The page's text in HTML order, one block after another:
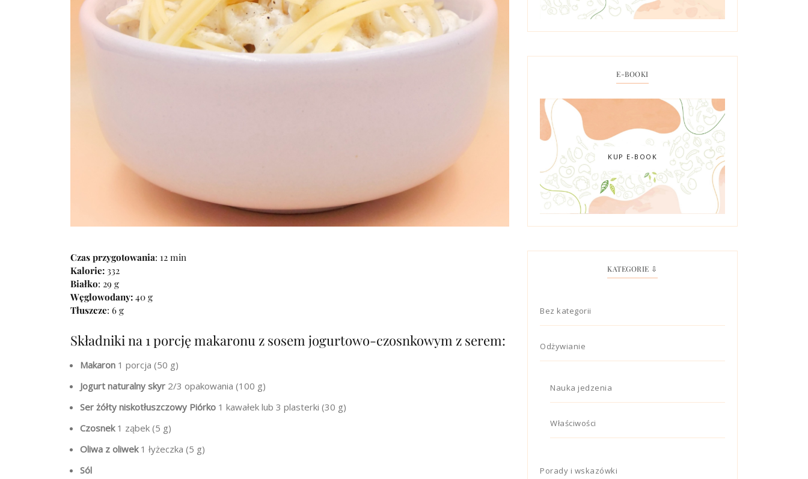
Czas przygotowania: 12 min
Kalorie: 332
Białko: 29 g
Węglowodany: 40 g
Tłuszcze: 6 g
Składniki na 1 porcję makaronu z sosem jogurtowo-czosnkowym z serem:
Makaron 1 porcja (50 g)
Jogurt naturalny skyr 2/3 opakowania (100 g)
Ser żółty niskotłuszczowy Piórko 1 kawałek lub 3 plasterki (30 g)
Czosnek1 ząbek (5 g)
Oliwa z oliwek1 łyżeczka (5 g)
Sól
E-BOOKI
KUP E-BOOK
KATEGORIE ⇩
Bez kategorii
Odżywianie
Nauka jedzenia
Właściwości
Porady i wskazówki